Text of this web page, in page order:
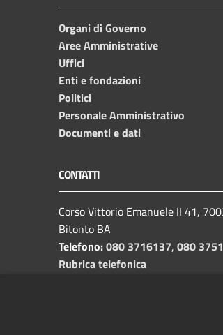
Organi di Governo
Aree Amministrative
Uffici
Enti e fondazioni
Politici
Personale Amministrativo
Documenti e dati
CONTATTI
Corso Vittorio Emanuele II 41,
Bitonto BA
Telefono:080 3716137, 080
Rubrica telefonica